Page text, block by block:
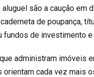
são a caução em
de poupança,
fundos de investimento
administram imóveis
orientam cada vez mais